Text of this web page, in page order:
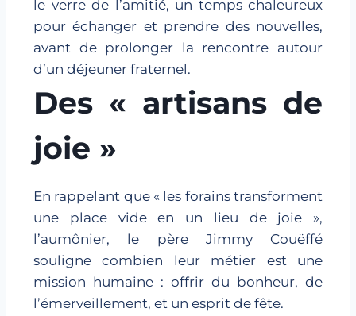
le verre de l’amitié, un temps chaleureux
pour échanger et prendre des nouvelles,
avant de prolonger la rencontre autour
d’un déjeuner fraternel.
Des « artisans de
joie »
En rappelant que « les forains transforment
une place vide en un lieu de joie »,
l’aumônier, le père Jimmy Couëffé
souligne combien leur métier est une
mission humaine : offrir du bonheur, de
l’émerveillement, et un esprit de fête.